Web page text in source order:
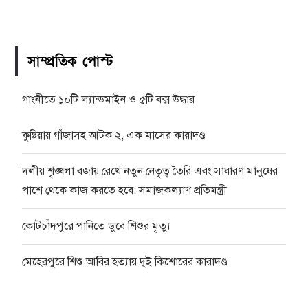
সাম্প্রতিক পোস্ট
গাংনীতে ১০টি ল্যান্ডমাইন ও ৫টি বক্স উদ্ধার
কুষ্টিয়ায় গাঁজাসহ আটক ২, এক মাসের কারাদণ্ড
দলীয় শৃঙ্খলা বজায় রেখে নতুন নেতৃত্ব তৈরি এবং সাধারণ মানুষের
পাশে থেকে কাজ করতে হবে: সমাজকল্যাণ প্রতিমন্ত্রী
কোটচাঁদপুরে পানিতে ডুবে শিশুর মৃত্যু
মেহেরপুরে শিশু আবির হত্যায় দুই কিশোরের কারাদণ্ড